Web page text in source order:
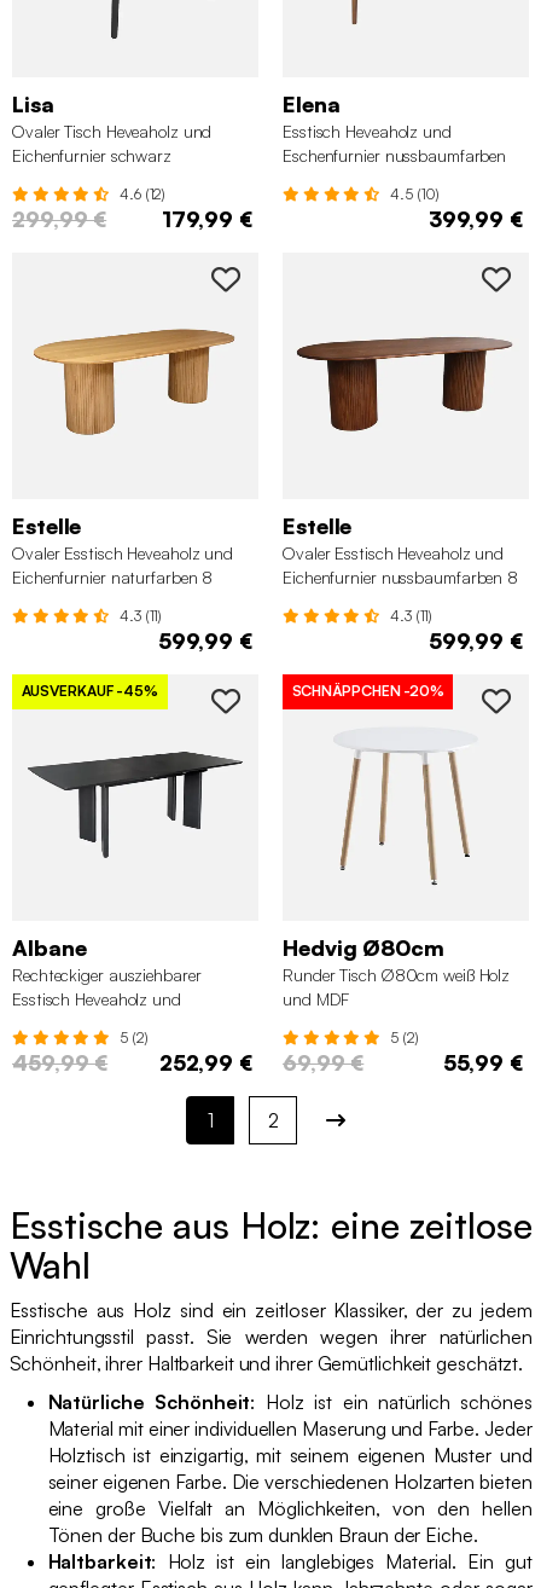
Lisa
Ovaler Tisch Heveaholz und
Eichenfurnier schwarz
4.6 (12)
299,99 € 179,99 €
Elena
Esstisch Heveaholz und
Eschenfurnier nussbaumfarben
4.5 (10)
399,99 €
Estelle
Ovaler Esstisch Heveaholz und
Eichenfurnier naturfarben 8
4.3 (11)
599,99 €
Estelle
Ovaler Esstisch Heveaholz und
Eichenfurnier nussbaumfarben 8
4.3 (11)
599,99 €
AUSVERKAUF -45%
Albane
Rechteckiger ausziehbarer
Esstisch Heveaholz und
Plätzee
5 (2)
459,99 € 252,99 €
SCHNÄPPCHEN -20%
Hedvig Ø80cm
Runder Tisch Ø80cm weiß Holz
und MDF
5 (2)
69,99 € 55,99 €
1 2
Esstische aus Holz: eine zeitlose
Wahl
Esstische aus Holz sind ein zeitloser Klassiker, der zu jedem
Einrichtungsstil passt. Sie werden wegen ihrer natürlichen
Schönheit, ihrer Haltbarkeit und ihrer Gemütlichkeit geschätzt.
Natürliche Schönheit: Holz ist ein natürlich schönes
Material mit einer individuellen Maserung und Farbe. Jeder
Holztisch ist einzigartig, mit seinem eigenen Muster und
seiner eigenen Farbe. Die verschiedenen Holzarten bieten
eine große Vielfalt an Möglichkeiten, von den hellen
Tönen der Buche bis zum dunklen Braun der Eiche.
Haltbarkeit: Holz ist ein langlebiges Material. Ein gut